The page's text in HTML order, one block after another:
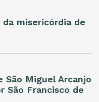
misericórdia de
São Miguel Arcanjo
São Francisco de